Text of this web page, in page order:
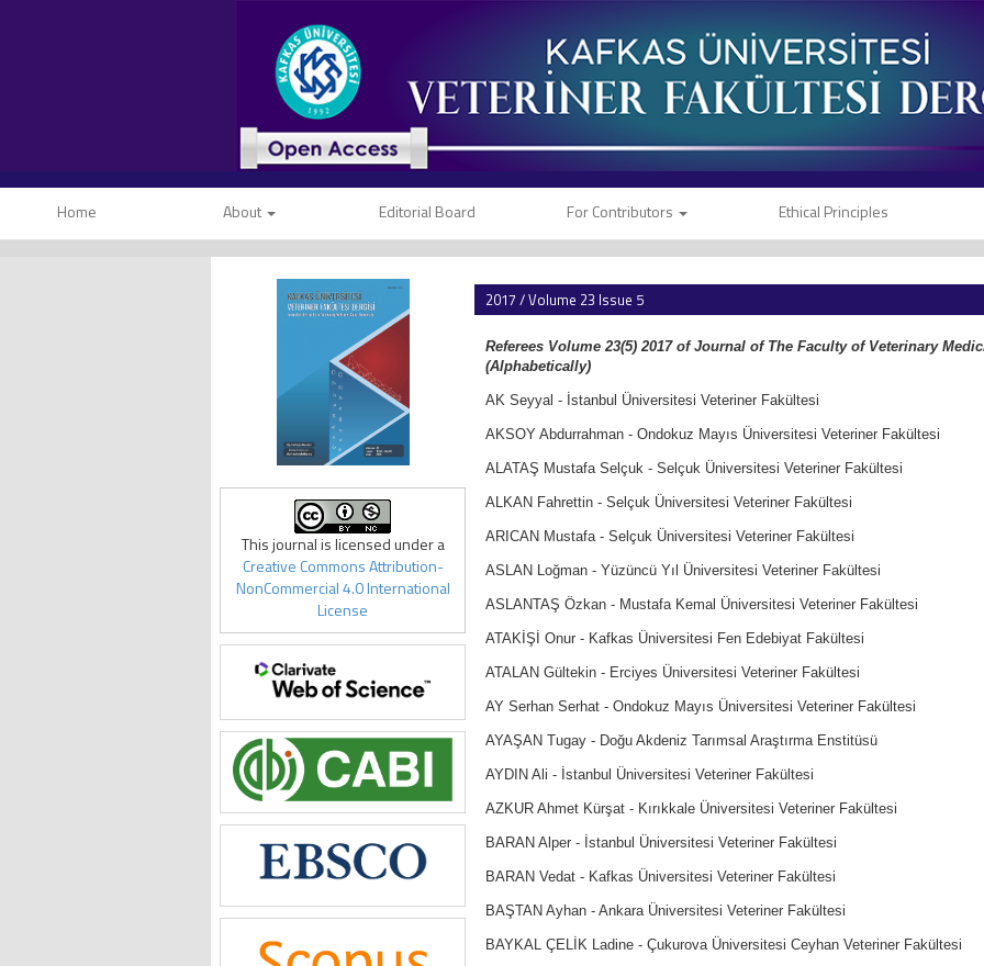
Home About Editorial Board For Contributors Ethical Principles
This journal is licensed under a
Creative Commons Attribution-
NonCommercial 4.0 International
License
2017 / Volume 23 Issue 5
Referees Volume 23(5) 2017 of Journal of The Faculty of Veterinary
(Alphabetically)
AK Seyyal - İstanbul Üniversitesi Veteriner Fakültesi
AKSOY Abdurrahman - Ondokuz Mayıs Üniversitesi Veteriner Fakültesi
ALATAŞ Mustafa Selçuk - Selçuk Üniversitesi Veteriner Fakültesi
ALKAN Fahrettin - Selçuk Üniversitesi Veteriner Fakültesi
ARICAN Mustafa - Selçuk Üniversitesi Veteriner Fakültesi
ASLAN Loğman - Yüzüncü Yıl Üniversitesi Veteriner Fakültesi
ASLANTAŞ Özkan - Mustafa Kemal Üniversitesi Veteriner Fakültesi
ATAKİŞİ Onur - Kafkas Üniversitesi Fen Edebiyat Fakültesi
ATALAN Gültekin - Erciyes Üniversitesi Veteriner Fakültesi
AY Serhan Serhat - Ondokuz Mayıs Üniversitesi Veteriner Fakültesi
AYAŞAN Tugay - Doğu Akdeniz Tarımsal Araştırma Enstitüsü
AYDIN Ali - İstanbul Üniversitesi Veteriner Fakültesi
AZKUR Ahmet Kürşat - Kırıkkale Üniversitesi Veteriner Fakültesi
BARAN Alper - İstanbul Üniversitesi Veteriner Fakültesi
BARAN Vedat - Kafkas Üniversitesi Veteriner Fakültesi
BAŞTAN Ayhan - Ankara Üniversitesi Veteriner Fakültesi
BAYKAL ÇELİK Ladine - Çukurova Üniversitesi Ceyhan Veteriner Fakültesi